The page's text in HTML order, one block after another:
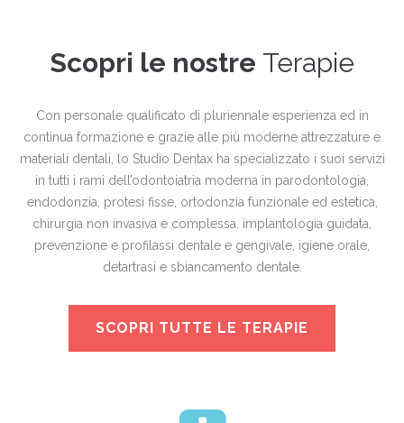
Scopri le nostre Terapie
Con personale qualificato di pluriennale esperienza ed in
continua formazione e grazie alle più moderne attrezzature e
materiali dentali, lo Studio Dentax ha specializzato i suoi servizi
in tutti i rami dell’odontoiatria moderna in parodontologia,
endodonzia, protesi fisse, ortodonzia funzionale ed estetica,
chirurgia non invasiva e complessa, implantologia guidata,
prevenzione e profilassi dentale e gengivale, igiene orale,
detartrasi e sbiancamento dentale.
SCOPRI TUTTE LE TERAPIE